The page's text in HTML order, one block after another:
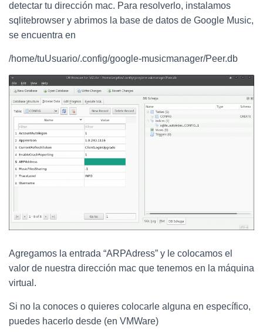
detectar tu dirección mac. Para resolverlo, instalamos
sqlitebrowser y abrimos la base de datos de Google Music,
se encuentra en
/home/tuUsuario/.config/google-musicmanager/Peer.db
Agregamos la entrada “ARPAdress” y le colocamos el
valor de nuestra dirección mac que tenemos en la máquina
virtual.
Si no la conoces o quieres colocarle alguna en específico,
puedes hacerlo desde (en VMWare)